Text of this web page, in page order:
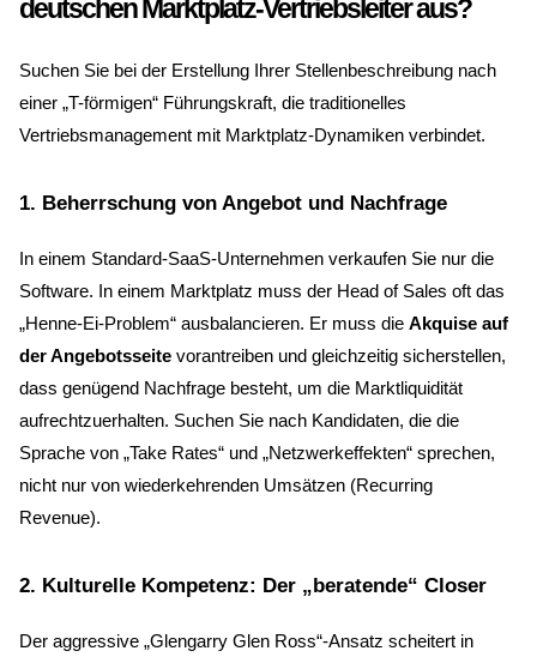
deutschen Marktplatz-Vertriebsleiter aus?
Suchen Sie bei der Erstellung Ihrer Stellenbeschreibung nach
einer „T-förmigen“ Führungskraft, die traditionelles
Vertriebsmanagement mit Marktplatz-Dynamiken verbindet.
1. Beherrschung von Angebot und Nachfrage
In einem Standard-SaaS-Unternehmen verkaufen Sie nur die
Software. In einem Marktplatz muss der Head of Sales oft das
„Henne-Ei-Problem“ ausbalancieren. Er muss die Akquise auf
der Angebotsseite vorantreiben und gleichzeitig sicherstellen,
dass genügend Nachfrage besteht, um die Marktliquidität
aufrechtzuerhalten. Suchen Sie nach Kandidaten, die die
Sprache von „Take Rates“ und „Netzwerkeffekten“ sprechen,
nicht nur von wiederkehrenden Umsätzen (Recurring
Revenue).
2. Kulturelle Kompetenz: Der „beratende“ Closer
Der aggressive „Glengarry Glen Ross“-Ansatz scheitert in